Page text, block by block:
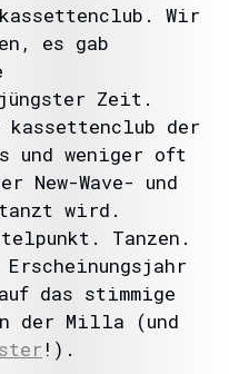
kassettenclub. Wir
es gab
Zeit.
der
und weniger oft
New-Wave- und
wird.
Tanzen.
das stimmige
der Milla (und
!).